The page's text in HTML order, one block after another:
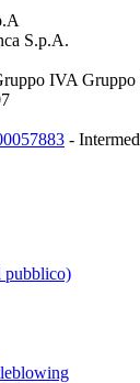
S.p.A.
IVA
-
pubblico)